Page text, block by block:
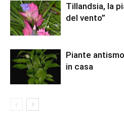
Tillandsia, la
del vento”
Piante
in casa